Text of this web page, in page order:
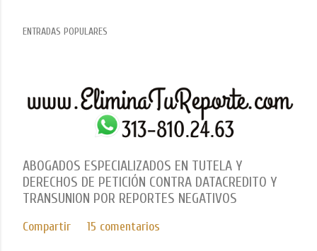
ENTRADAS POPULARES
ABOGADOS ESPECIALIZADOS EN TUTELA Y
DERECHOS DE PETICIÓN CONTRA DATACREDITO Y
TRANSUNION POR REPORTES NEGATIVOS
Compartir 15 comentarios